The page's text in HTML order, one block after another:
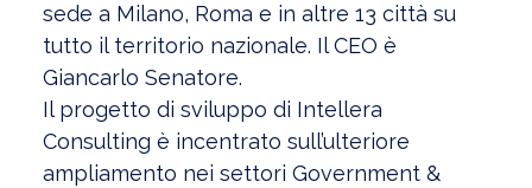
sede a Milano, Roma e in altre 13 città su
tutto il territorio nazionale. Il CEO è
Giancarlo Senatore.
Il progetto di sviluppo di Intellera
Consulting è incentrato sull’ulteriore
ampliamento nei settori Government &